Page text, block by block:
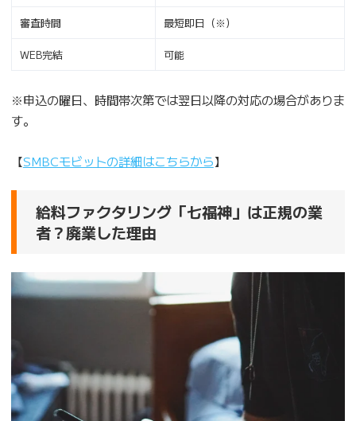
審査時間 最短即日（※）
WEB完結 可能
※申込の曜日、時間帯次第では翌日以降の対応の場合がありま
す。
【SMBCモビットの詳細はこちらから】
給料ファクタリング「七福神」は正規の業
者？廃業した理由